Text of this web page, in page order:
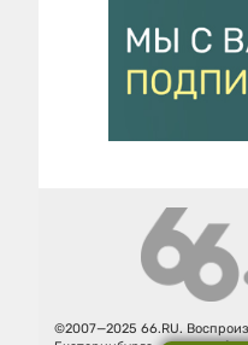
©2007—2025 66.RU.